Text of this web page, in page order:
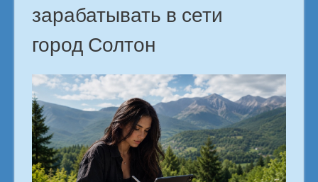
зарабатывать в сети
город Солтон